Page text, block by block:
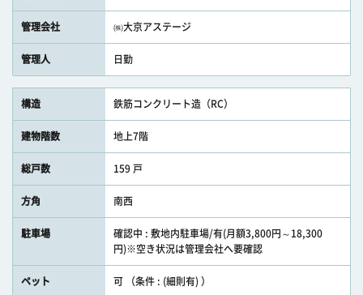
管理会社 ㈱大京アステージ
管理人 日勤
構造 鉄筋コンクリート造（RC）
建物階数 地上7階
総戸数 159 戸
方角 南西
駐車場
確認中 : 敷地内駐車場/有(月額3,800円～18,300
円)※空き状況は管理会社へ要確認
ペット 可 （条件 : (細則有) ）